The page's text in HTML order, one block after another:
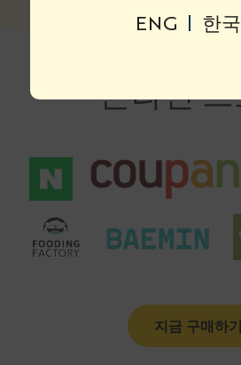
ENG | 한
온라인
지금 구매하기